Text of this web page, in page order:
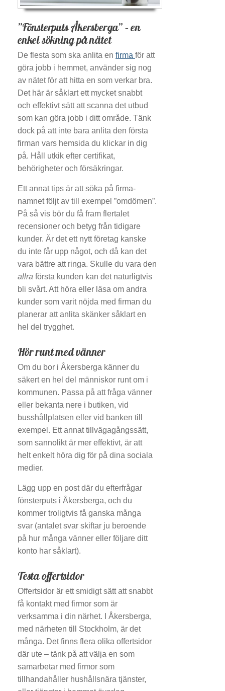
”Fönsterputs Åkersberga” – en
enkel sökning på nätet
De flesta som ska anlita en firma för att
göra jobb i hemmet, använder sig nog
av nätet för att hitta en som verkar bra.
Det här är såklart ett mycket snabbt
och effektivt sätt att scanna det utbud
som kan göra jobb i ditt område. Tänk
dock på att inte bara anlita den första
firman vars hemsida du klickar in dig
på. Håll utkik efter certifikat,
behörigheter och försäkringar.
Ett annat tips är att söka på firma-
namnet följt av till exempel ”omdömen”.
På så vis bör du få fram flertalet
recensioner och betyg från tidigare
kunder. Är det ett nytt företag kanske
du inte får upp något, och då kan det
vara bättre att ringa. Skulle du vara den
allra första kunden kan det naturligtvis
bli svårt. Att höra eller läsa om andra
kunder som varit nöjda med firman du
planerar att anlita skänker såklart en
hel del trygghet.
Hör runt med vänner
Om du bor i Åkersberga känner du
säkert en hel del människor runt om i
kommunen. Passa på att fråga vänner
eller bekanta nere i butiken, vid
busshållplatsen eller vid banken till
exempel. Ett annat tillvägagångssätt,
som sannolikt är mer effektivt, är att
helt enkelt höra dig för på dina sociala
medier.
Lägg upp en post där du efterfrågar
fönsterputs i Åkersberga, och du
kommer troligtvis få ganska många
svar (antalet svar skiftar ju beroende
på hur många vänner eller följare ditt
konto har såklart).
Testa offertsidor
Offertsidor är ett smidigt sätt att snabbt
få kontakt med firmor som är
verksamma i din närhet. I Åkersberga,
med närheten till Stockholm, är det
många. Det finns flera olika offertsidor
där ute – tänk på att välja en som
samarbetar med firmor som
tillhandahåller hushållsnära tjänster,